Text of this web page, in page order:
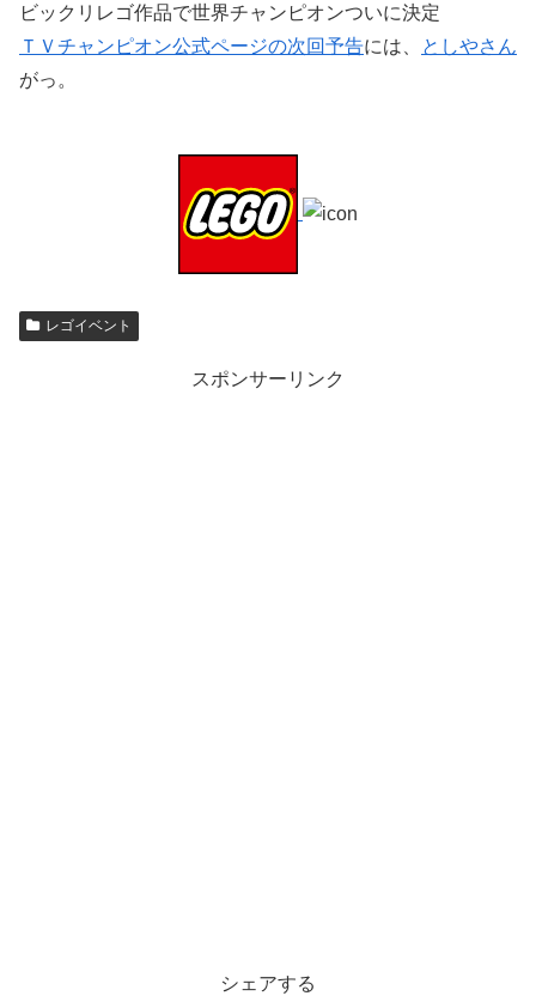
ビックリレゴ作品で世界チャンピオンついに決定
ＴＶチャンピオン公式ページの次回予告には、
としやさん
がっ。
レゴイベント
スポンサーリンク
シェアする